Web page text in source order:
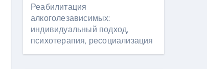
Реабилитация
алкоголезависимых:
индивидуальный подход,
психотерапия, ресоциализация